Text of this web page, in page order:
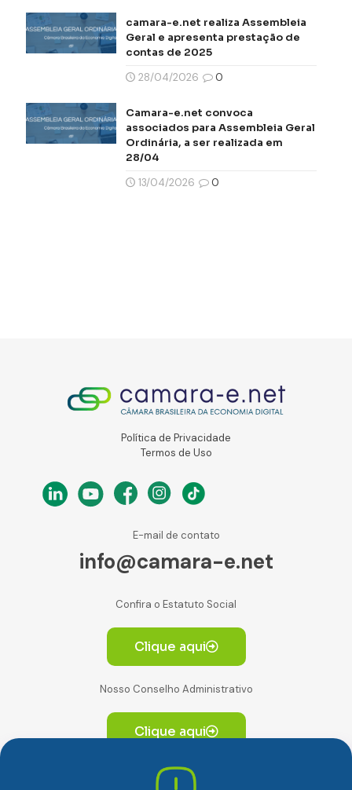
camara-e.net realiza Assembleia
Geral e apresenta prestação de
contas de 2025
28/04/2026
0
Camara-e.net convoca
associados para Assembleia Geral
Ordinária, a ser realizada em
28/04
13/04/2026
0
Política de Privacidade
Termos de Uso
E-mail de contato
info@camara-e.net
Confira o Estatuto Social
Clique aqui
Nosso Conselho Administrativo
Clique aqui